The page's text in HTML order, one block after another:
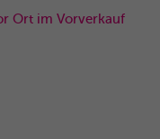
Ort im Vorverkauf